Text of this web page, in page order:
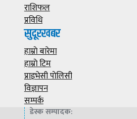
राशिफल
प्रविधि
सुदूरखबर
हाम्राे बारेमा
हाम्राे टिम
प्राइभेसी पाेलिसी
विज्ञापन
सम्पर्क
डेस्क सम्पादक: